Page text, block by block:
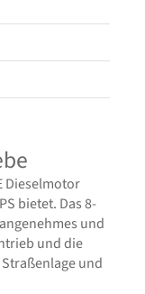
Dieselmotor
bietet. Das 8-
und
und die
und